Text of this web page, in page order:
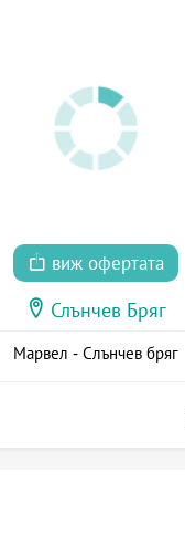
виж офертата
Слънчев Бряг
Марвел - Слънчев бряг